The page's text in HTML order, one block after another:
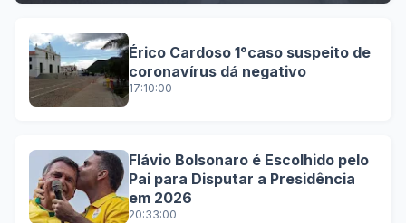
Érico Cardoso 1°caso suspeito de
coronavírus dá negativo
17:10:00
Flávio Bolsonaro é Escolhido pelo
Pai para Disputar a Presidência
em 2026
20:33:00